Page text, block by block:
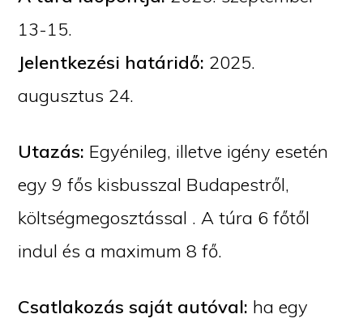
13-15.
Jelentkezési határidő: 2025.
augusztus 24.
Utazás: Egyénileg, illetve igény esetén
egy 9 fős kisbusszal Budapestről,
költségmegosztással . A túra 6 főtől
indul és a maximum 8 fő.
Csatlakozás saját autóval: ha egy